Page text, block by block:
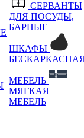
СЕРВАНТЫ
ДЛЯ ПОСУДЫ,
БАРНЫЕ
ШКАФЫ
МЕБЕЛЬ
МЯГКАЯ
МЕБЕЛЬ